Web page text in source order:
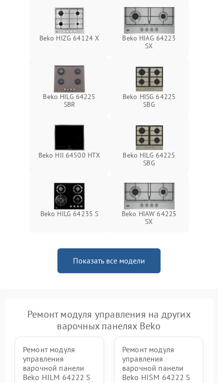
Beko HIZG 64124 X
Beko HIAG 64223
SX
Beko HILG 64225
SBR
Beko HISG 64225
SBG
Beko HII 64500 HTX
Beko HILG 64225
SBG
Beko HILG 64235 S
Beko HIAW 64225
SX
Показать все модели
Ремонт модуля управления на других
варочных панелях Beko
Ремонт модуля
управления
варочной панели
Beko HILM 64222 S
Ремонт модуля
управления
варочной панели
Beko HISM 64222 S